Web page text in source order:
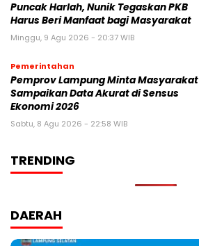
Puncak Harlah, Nunik Tegaskan PKB
Harus Beri Manfaat bagi Masyarakat
Minggu, 9 Agu 2026 - 20:37 WIB
Pemerintahan
Pemprov Lampung Minta Masyarakat
Sampaikan Data Akurat di Sensus
Ekonomi 2026
Sabtu, 8 Agu 2026 - 22:58 WIB
TRENDING
DAERAH